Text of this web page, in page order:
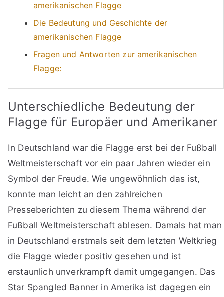
amerikanischen Flagge
Die Bedeutung und Geschichte der
amerikanischen Flagge
Fragen und Antworten zur amerikanischen
Flagge:
Unterschiedliche Bedeutung der
Flagge für Europäer und Amerikaner
In Deutschland war die Flagge erst bei der Fußball
Weltmeisterschaft vor ein paar Jahren wieder ein
Symbol der Freude. Wie ungewöhnlich das ist,
konnte man leicht an den zahlreichen
Presseberichten zu diesem Thema während der
Fußball Weltmeisterschaft ablesen. Damals hat man
in Deutschland erstmals seit dem letzten Weltkrieg
die Flagge wieder positiv gesehen und ist
erstaunlich unverkrampft damit umgegangen. Das
Star Spangled Banner in Amerika ist dagegen ein